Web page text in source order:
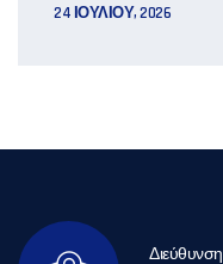
24 ΙΟΥΛΊΟΥ, 2026
Διεύθυνση